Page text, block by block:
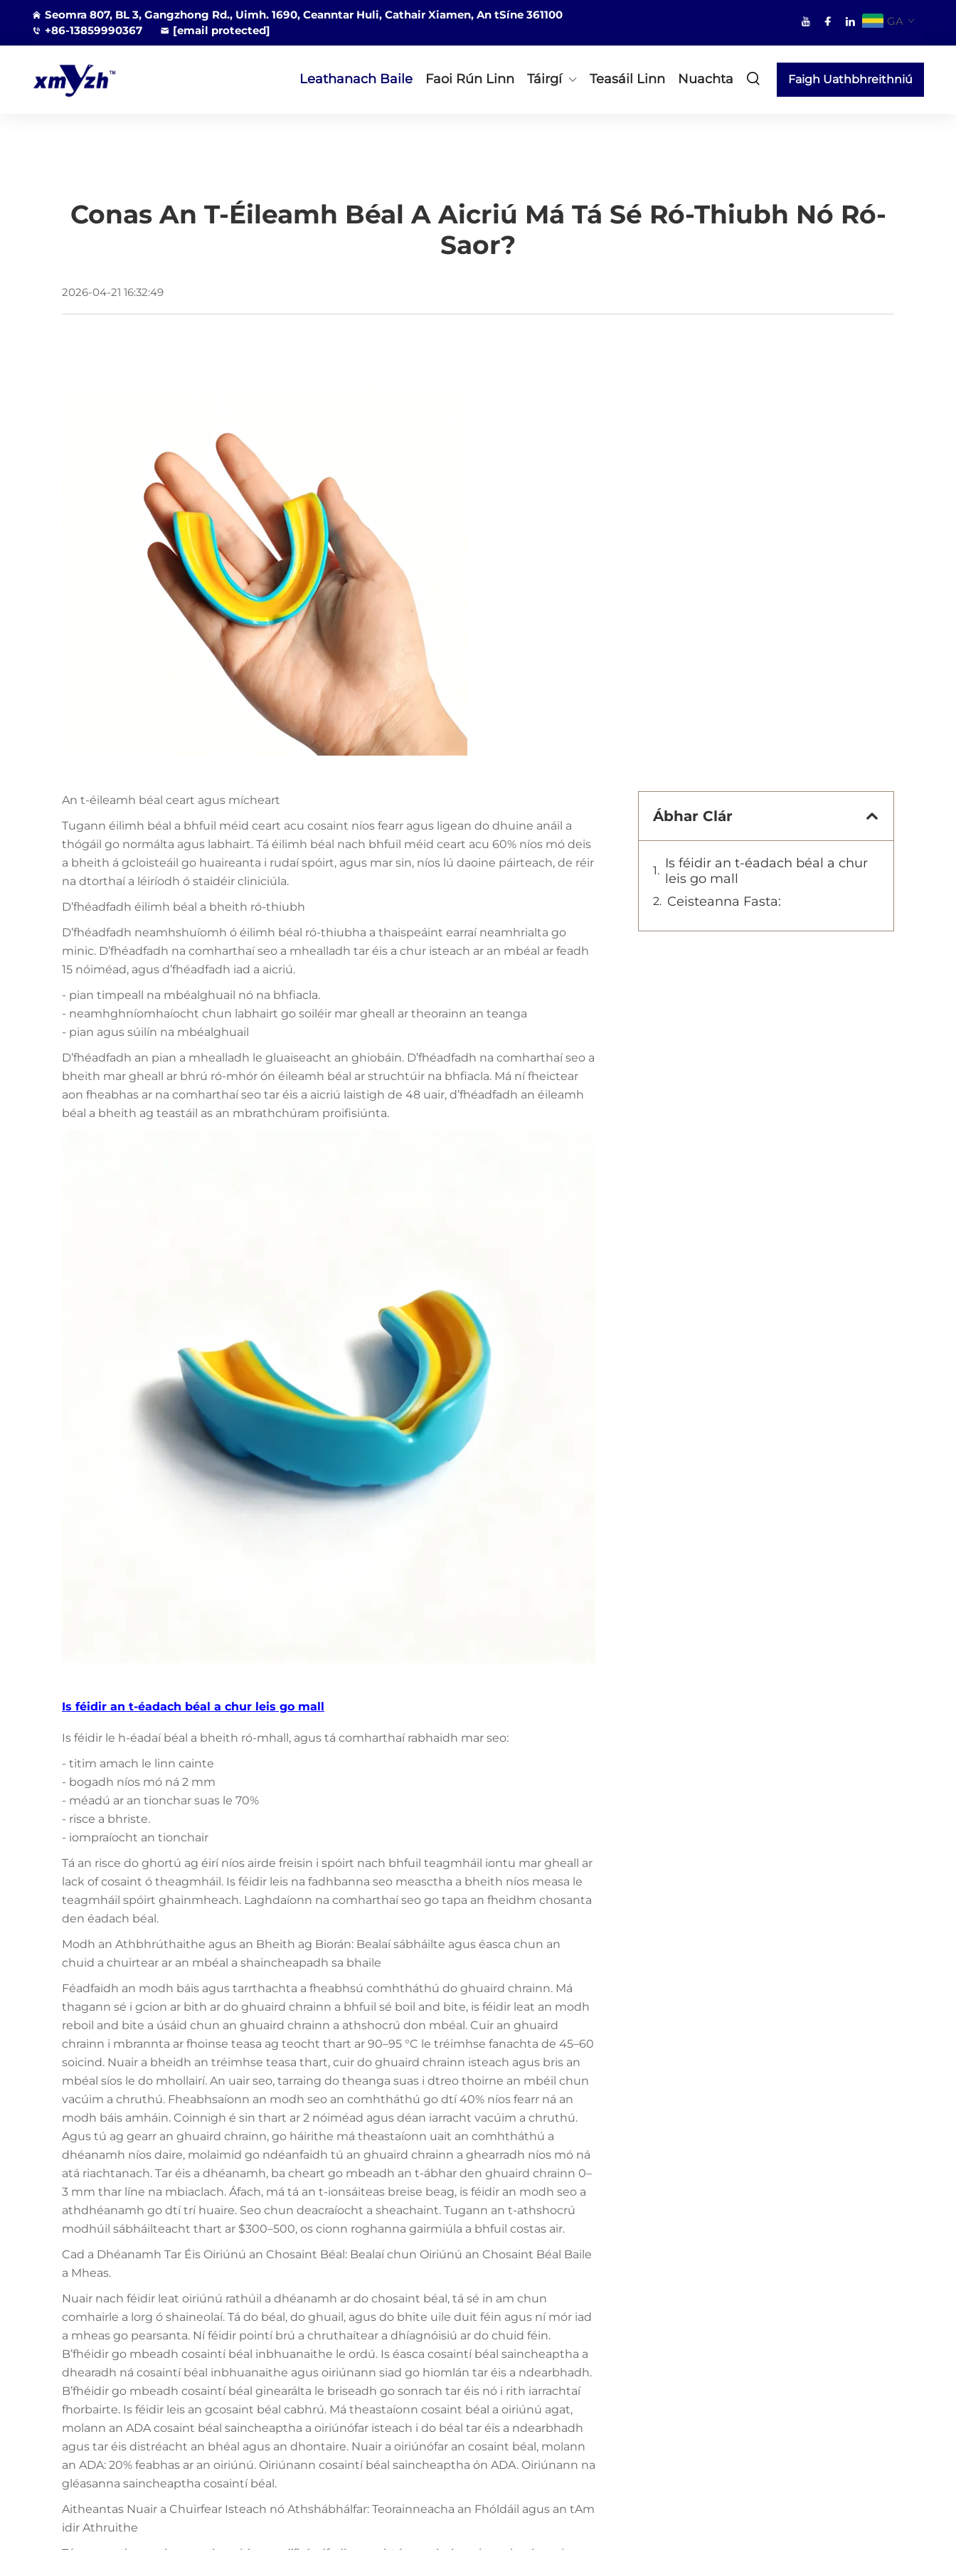
Seomra 807, BL 3, Gangzhong Rd., Uimh. 1690, Ceanntar Huli, Cathair Xiamen, An tSíne 361100
+86-13859990367
[email protected]
GA
Leathanach Baile Faoi Rún Linn Táirgí Teasáil Linn Nuachta Faigh Uathbhreithniú
Conas An T-Éileamh Béal A Aicriú Má Tá Sé Ró-Thiubh Nó Ró-
Saor?
2026-04-21 16:32:49
An t-éileamh béal ceart agus mícheart
Tugann éilimh béal a bhfuil méid ceart acu cosaint níos fearr agus ligean do dhuine anáil a
thógáil go normálta agus labhairt. Tá éilimh béal nach bhfuil méid ceart acu 60% níos mó deis
a bheith á gcloisteáil go huaireanta i rudaí spóirt, agus mar sin, níos lú daoine páirteach, de réir
na dtorthaí a léiríodh ó staidéir cliniciúla.
D’fhéadfadh éilimh béal a bheith ró-thiubh
D’fhéadfadh neamhshuíomh ó éilimh béal ró-thiubha a thaispeáint earraí neamhrialta go
minic. D’fhéadfadh na comharthaí seo a mhealladh tar éis a chur isteach ar an mbéal ar feadh
15 nóiméad, agus d’fhéadfadh iad a aicriú.
- pian timpeall na mbéalghuail nó na bhfiacla.
- neamhghníomhaíocht chun labhairt go soiléir mar gheall ar theorainn an teanga
- pian agus súilín na mbéalghuail
D’fhéadfadh an pian a mhealladh le gluaiseacht an ghiobáin. D’fhéadfadh na comharthaí seo a
bheith mar gheall ar bhrú ró-mhór ón éileamh béal ar struchtúir na bhfiacla. Má ní fheictear
aon fheabhas ar na comharthaí seo tar éis a aicriú laistigh de 48 uair, d’fhéadfadh an éileamh
béal a bheith ag teastáil as an mbrathchúram proifisiúnta.
Is féidir an t-éadach béal a chur leis go mall
Is féidir le h-éadaí béal a bheith ró-mhall, agus tá comharthaí rabhaidh mar seo:
- titim amach le linn cainte
- bogadh níos mó ná 2 mm
- méadú ar an tionchar suas le 70%
- risce a bhriste.
- iompraíocht an tionchair
Tá an risce do ghortú ag éirí níos airde freisin i spóirt nach bhfuil teagmháil iontu mar gheall ar
lack of cosaint ó theagmháil. Is féidir leis na fadhbanna seo measctha a bheith níos measa le
teagmháil spóirt ghainmheach. Laghdaíonn na comharthaí seo go tapa an fheidhm chosanta
den éadach béal.
Modh an Athbhrúthaithe agus an Bheith ag Biorán: Bealaí sábháilte agus éasca chun an
chuid a chuirtear ar an mbéal a shaincheapadh sa bhaile
Féadfaidh an modh báis agus tarrthachta a fheabhsú comhtháthú do ghuaird chrainn. Má
thagann sé i gcion ar bith ar do ghuaird chrainn a bhfuil sé boil and bite, is féidir leat an modh
reboil and bite a úsáid chun an ghuaird chrainn a athshocrú don mbéal. Cuir an ghuaird
chrainn i mbrannta ar fhoinse teasa ag teocht thart ar 90–95 °C le tréimhse fanachta de 45–60
soicind. Nuair a bheidh an tréimhse teasa thart, cuir do ghuaird chrainn isteach agus bris an
mbéal síos le do mhollairí. An uair seo, tarraing do theanga suas i dtreo thoirne an mbéil chun
vacúim a chruthú. Fheabhsaíonn an modh seo an comhtháthú go dtí 40% níos fearr ná an
modh báis amháin. Coinnigh é sin thart ar 2 nóiméad agus déan iarracht vacúim a chruthú.
Agus tú ag gearr an ghuaird chrainn, go háirithe má theastaíonn uait an comhtháthú a
dhéanamh níos daire, molaimid go ndéanfaidh tú an ghuaird chrainn a ghearradh níos mó ná
atá riachtanach. Tar éis a dhéanamh, ba cheart go mbeadh an t-ábhar den ghuaird chrainn 0–
3 mm thar líne na mbiaclach. Áfach, má tá an t-ionsáiteas breise beag, is féidir an modh seo a
athdhéanamh go dtí trí huaire. Seo chun deacraíocht a sheachaint. Tugann an t-athshocrú
modhúil sábháilteacht thart ar $300–500, os cionn roghanna gairmiúla a bhfuil costas air.
Cad a Dhéanamh Tar Éis Oiriúnú an Chosaint Béal: Bealaí chun Oiriúnú an Chosaint Béal Baile
a Mheas.
Nuair nach féidir leat oiriúnú rathúil a dhéanamh ar do chosaint béal, tá sé in am chun
comhairle a lorg ó shaineolaí. Tá do béal, do ghuail, agus do bhite uile duit féin agus ní mór iad
a mheas go pearsanta. Ní féidir pointí brú a chruthaítear a dhíagnóisiú ar do chuid féin.
B’fhéidir go mbeadh cosaintí béal inbhuanaithe le ordú. Is éasca cosaintí béal saincheaptha a
dhearadh ná cosaintí béal inbhuanaithe agus oiriúnann siad go hiomlán tar éis a ndearbhadh.
B’fhéidir go mbeadh cosaintí béal ginearálta le briseadh go sonrach tar éis nó i rith iarrachtaí
fhorbairte. Is féidir leis an gcosaint béal cabhrú. Má theastaíonn cosaint béal a oiriúnú agat,
molann an ADA cosaint béal saincheaptha a oiriúnófar isteach i do béal tar éis a ndearbhadh
agus tar éis distréacht an bhéal agus an dhontaire. Nuair a oiriúnófar an cosaint béal, molann
an ADA: 20% feabhas ar an oiriúnú. Oiriúnann cosaintí béal saincheaptha ón ADA. Oiriúnann na
gléasanna saincheaptha cosaintí béal.
Aitheantas Nuair a Chuirfear Isteach nó Athshábhálfar: Teorainneacha an Fhóldáil agus an tAm
idir Athruithe
Ábhar Clár
Is féidir an t-éadach béal a chur
leis go mall
Ceisteanna Fasta: